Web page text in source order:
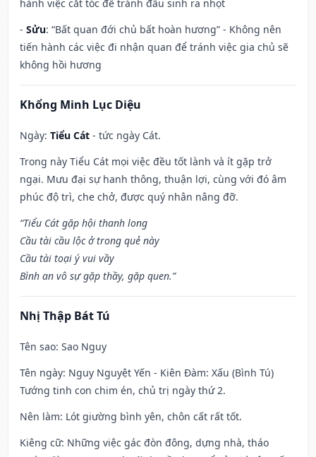
hành việc cắt tóc để tránh đầu sinh ra nhọt
- Sửu: “Bất quan đới chủ bất hoàn hương” - Không nên
tiến hành các việc đi nhận quan để tránh việc gia chủ sẽ
không hồi hương
Khổng Minh Lục Diệu
Ngày: Tiểu Cát - tức ngày Cát.
Trong này Tiểu Cát mọi việc đều tốt lành và ít gặp trở
ngại. Mưu đại sự hanh thông, thuận lợi, cùng với đó âm
phúc độ trì, che chở, được quý nhân nâng đỡ.
“Tiểu Cát gặp hội thanh long
Cầu tài cầu lộc ở trong quẻ này
Cầu tài toại ý vui vầy
Bình an vô sự gặp thầy, gặp quen.”
Nhị Thập Bát Tú
Tên sao: Sao Nguy
Tên ngày: Nguy Nguyệt Yến - Kiên Đàm: Xấu (Bình Tú)
Tướng tinh con chim én, chủ trị ngày thứ 2.
Nên làm: Lót giường bình yên, chôn cất rất tốt.
Kiêng cữ: Những việc gác đòn đông, dựng nhà, tháo